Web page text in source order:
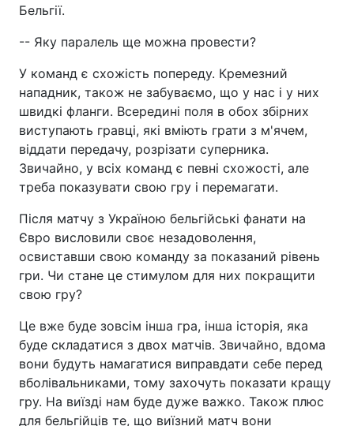
Бельгії.
-- Яку паралель ще можна провести?
У команд є схожість попереду. Кремезний
нападник, також не забуваємо, що у нас і у них
швидкі фланги. Всередині поля в обох збірних
виступають гравці, які вміють грати з м'ячем,
віддати передачу, розрізати суперника.
Звичайно, у всіх команд є певні схожості, але
треба показувати свою гру і перемагати.
Після матчу з Україною бельгійські фанати на
Євро висловили своє незадоволення,
освиставши свою команду за показаний рівень
гри. Чи стане це стимулом для них покращити
свою гру?
Це вже буде зовсім інша гра, інша історія, яка
буде складатися з двох матчів. Звичайно, вдома
вони будуть намагатися виправдати себе перед
вболівальниками, тому захочуть показати кращу
гру. На виїзді нам буде дуже важко. Також плюс
для бельгійців те, що виїзний матч вони